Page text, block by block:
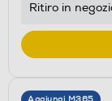
Ritiro in